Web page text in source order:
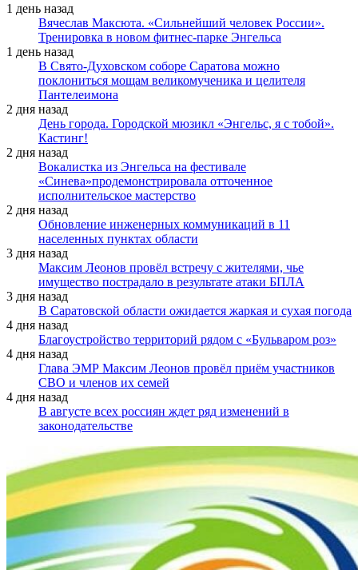
1 день назад
Вячеслав Максюта. «Сильнейший человек России».
Тренировка в новом фитнес-парке Энгельса
1 день назад
В Свято-Духовском соборе Саратова можно
поклониться мощам великомученика и целителя
Пантелеимона
2 дня назад
День города. Городской мюзикл «Энгельс, я с тобой».
Кастинг!
2 дня назад
Вокалистка из Энгельса на фестивале
«Синева»продемонстрировала отточенное
исполнительское мастерство
2 дня назад
Обновление инженерных коммуникаций в 11
населенных пунктах области
3 дня назад
Максим Леонов провёл встречу с жителями, чье
имущество пострадало в результате атаки БПЛА
3 дня назад
В Саратовской области ожидается жаркая и сухая погода
4 дня назад
Благоустройство территорий рядом с «Бульваром роз»
4 дня назад
Глава ЭМР Максим Леонов провёл приём участников
СВО и членов их семей
4 дня назад
В августе всех россиян ждет ряд изменений в
законодательстве